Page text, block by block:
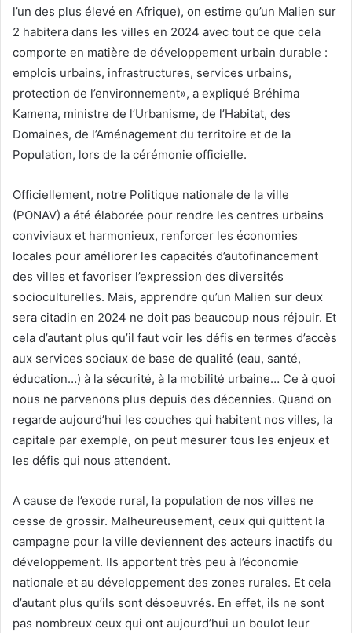
l’un des plus élevé en Afrique), on estime qu’un Malien sur
2 habitera dans les villes en 2024 avec tout ce que cela
comporte en matière de développement urbain durable :
emplois urbains, infrastructures, services urbains,
protection de l’environnement», a expliqué Bréhima
Kamena, ministre de l’Urbanisme, de l’Habitat, des
Domaines, de l’Aménagement du territoire et de la
Population, lors de la cérémonie officielle.
Officiellement, notre Politique nationale de la ville
(PONAV) a été élaborée pour rendre les centres urbains
conviviaux et harmonieux, renforcer les économies
locales pour améliorer les capacités d’autofinancement
des villes et favoriser l’expression des diversités
socioculturelles. Mais, apprendre qu’un Malien sur deux
sera citadin en 2024 ne doit pas beaucoup nous réjouir. Et
cela d’autant plus qu’il faut voir les défis en termes d’accès
aux services sociaux de base de qualité (eau, santé,
éducation…) à la sécurité, à la mobilité urbaine… Ce à quoi
nous ne parvenons plus depuis des décennies. Quand on
regarde aujourd’hui les couches qui habitent nos villes, la
capitale par exemple, on peut mesurer tous les enjeux et
les défis qui nous attendent.
A cause de l’exode rural, la population de nos villes ne
cesse de grossir. Malheureusement, ceux qui quittent la
campagne pour la ville deviennent des acteurs inactifs du
développement. Ils apportent très peu à l’économie
nationale et au développement des zones rurales. Et cela
d’autant plus qu’ils sont désoeuvrés. En effet, ils ne sont
pas nombreux ceux qui ont aujourd’hui un boulot leur